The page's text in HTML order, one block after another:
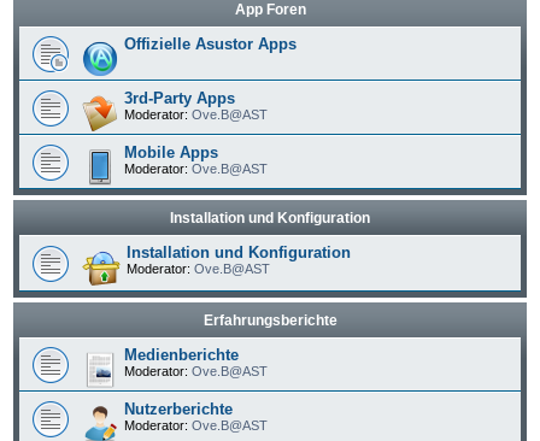
App Foren
Offizielle Asustor Apps
3rd-Party Apps
Moderator: Ove.B@AST
Mobile Apps
Moderator: Ove.B@AST
Installation und Konfiguration
Installation und Konfiguration
Moderator: Ove.B@AST
Erfahrungsberichte
Medienberichte
Moderator: Ove.B@AST
Nutzerberichte
Moderator: Ove.B@AST